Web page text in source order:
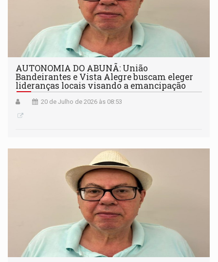
AUTONOMIA DO ABUNÃ: União
Bandeirantes e Vista Alegre buscam eleger
lideranças locais visando a emancipação
20 de Julho de 2026 às 08:53